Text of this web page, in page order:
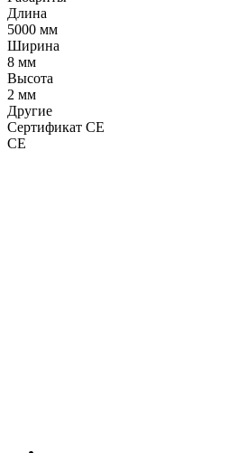
Длина
5000 мм
Ширина
8 мм
Высота
2 мм
Другие
Сертификат CE
CE